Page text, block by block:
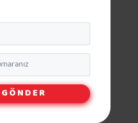
Bilgi
İngilizce
Öğrenme Garantisi
GÖNDER